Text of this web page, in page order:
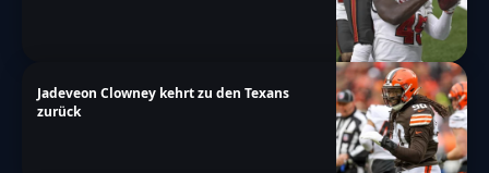
Jadeveon Clowney kehrt zu den Texans
zurück